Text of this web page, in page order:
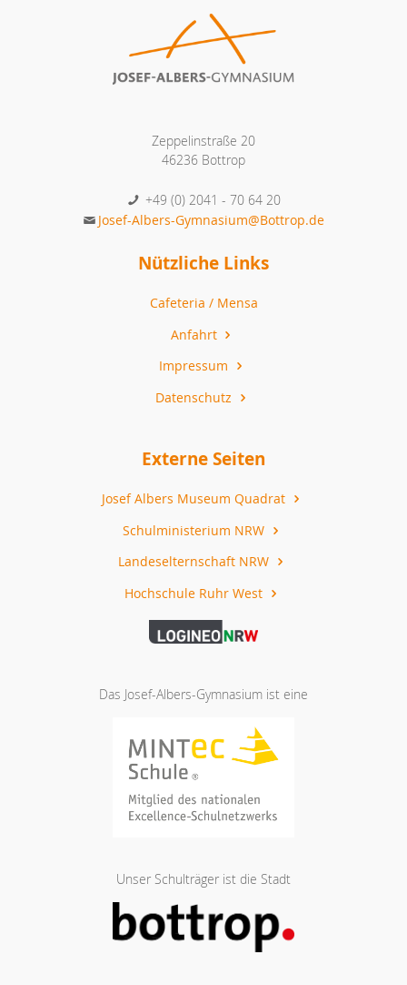
Zeppelinstraße 20
46236 Bottrop
+49 (0) 2041 - 70 64 20
Josef-Albers-Gymnasium@Bottrop.de
Nützliche Links
Cafeteria / Mensa
Anfahrt
Impressum
Datenschutz
Externe Seiten
Josef Albers Museum Quadrat
Schulministerium NRW
Landeselternschaft NRW
Hochschule Ruhr West
Das Josef-Albers-Gymnasium ist eine
Unser Schulträger ist die Stadt